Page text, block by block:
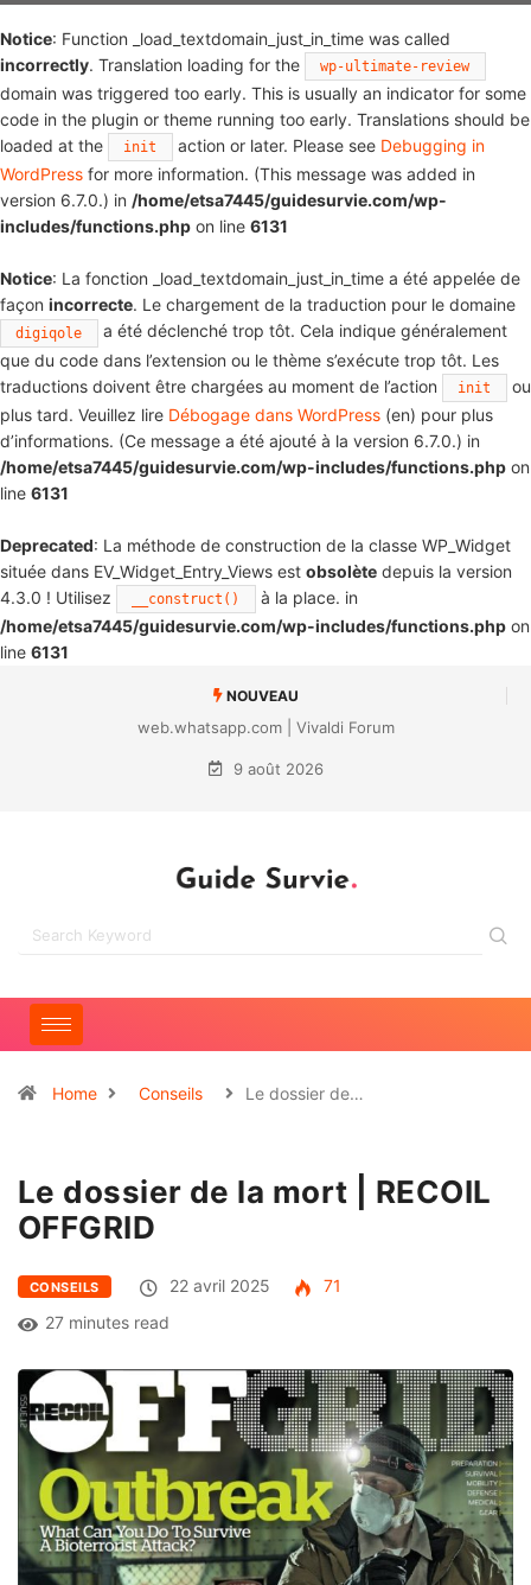
Notice: Function _load_textdomain_just_in_time was called
incorrectly. Translation loading for the wp-ultimate-review
domain was triggered too early. This is usually an indicator for some
code in the plugin or theme running too early. Translations should be
loaded at the
init action or later. Please see Debugging in
WordPress for more information. (This message was added in
version 6.7.0.) in /home/etsa7445/guidesurvie.com/wp-
includes/functions.php on line 6131
Notice: La fonction _load_textdomain_just_in_time a été appelée de
façon incorrecte. Le chargement de la traduction pour le domaine
digiqole
a été déclenché trop tôt. Cela indique généralement
que du code dans l’extension ou le thème s’exécute trop tôt. Les
traductions doivent être chargées au moment de l’action
init
ou
plus tard. Veuillez lire Débogage dans WordPress (en) pour plus
d’informations. (Ce message a été ajouté à la version 6.7.0.) in
/home/etsa7445/guidesurvie.com/wp-includes/functions.php on
line 6131
Deprecated: La méthode de construction de la classe WP_Widget
située dans EV_Widget_Entry_Views est obsolète depuis la version
4.3.0 ! Utilisez
__construct()
à la place. in
/home/etsa7445/guidesurvie.com/wp-includes/functions.php on
line 6131
NOUVEAU
web.whatsapp.com | Vivaldi Forum
9 août 2026
Home Conseils Le dossier de…
Le dossier de la mort | RECOIL
OFFGRID
CONSEILS 22 avril 2025
71
27 minutes read